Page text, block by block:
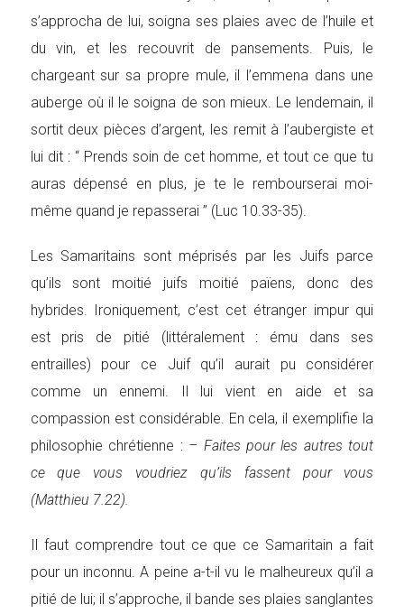
s’approcha de lui, soigna ses plaies avec de l’huile et
du vin, et les recouvrit de pansements. Puis, le
chargeant sur sa propre mule, il l’emmena dans une
auberge où il le soigna de son mieux. Le lendemain, il
sortit deux pièces d’argent, les remit à l’aubergiste et
lui dit : “ Prends soin de cet homme, et tout ce que tu
auras dépensé en plus, je te le rembourserai moi-
même quand je repasserai ” (Luc 10.33-35).
Les Samaritains sont méprisés par les Juifs parce
qu’ils sont moitié juifs moitié païens, donc des
hybrides. Ironiquement, c’est cet étranger impur qui
est pris de pitié (littéralement : ému dans ses
entrailles) pour ce Juif qu’il aurait pu considérer
comme un ennemi. Il lui vient en aide et sa
compassion est considérable. En cela, il exemplifie la
philosophie chrétienne : – Faites pour les autres tout
ce que vous voudriez qu’ils fassent pour vous
(Matthieu 7.22).
Il faut comprendre tout ce que ce Samaritain a fait
pour un inconnu. A peine a-t-il vu le malheureux qu’il a
pitié de lui; il s’approche, il bande ses plaies sanglantes